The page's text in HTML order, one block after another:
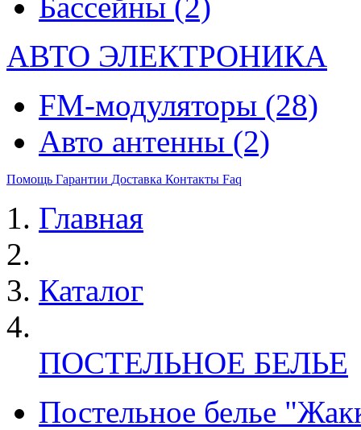
АВТО ЭЛЕКТРОНИКА
FM-модуляторы (28)
Авто антенны (2)
Помощь Гарантии Доставка Контакты Faq
Главная
Каталог
ПОСТЕЛЬНОЕ БЕЛЬЕ
Постельное белье